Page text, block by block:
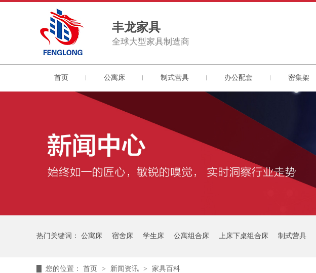
丰龙家具
全球大型家具制造商
首页 公寓床 制式营具 办公配套 密集架
热门关键词： 公寓床 宿舍床 学生床 公寓组合床 上床下桌组合床 制式营具
您的位置： 首页 > 新闻资讯 > 家具百科